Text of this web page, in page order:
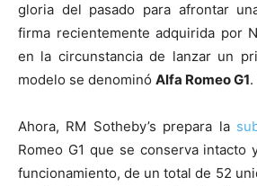
gloria del pasado para afrontar
firma recientemente adquirida por
en la circunstancia de lanzar un
modelo se denominó Alfa Romeo G1
Ahora, RM Sotheby’s prepara la
Romeo G1 que se conserva intacto
funcionamiento, de un total de 52